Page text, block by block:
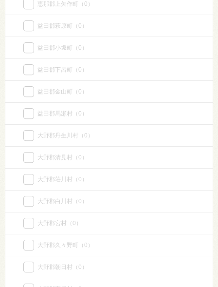
恵那郡上矢作町 （0）
益田郡萩原町 （0）
益田郡小坂町 （0）
益田郡下呂町 （0）
益田郡金山町 （0）
益田郡馬瀬村 （0）
大野郡丹生川村 （0）
大野郡清見村 （0）
大野郡荘川村 （0）
大野郡白川村 （0）
大野郡宮村 （0）
大野郡久々野町 （0）
大野郡朝日村 （0）